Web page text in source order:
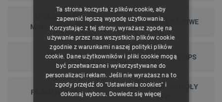
AKCESORIA DO
MODUŁÓW INTEL
LUTOWNICE GAZOWE
SPARKY LOKALIZATORY GPS
FILAMENTY SILK
NETRONIX - MODUŁY
RFID
CZECH
ENGLISH
GERMAN
Ta strona korzysta z plików cookie, aby
zapewnić lepszą wygodę użytkowania.
Korzystając z tej strony, wyrażasz zgodę na
używanie przez nas wszystkich plików cookie
zgodnie z warunkami naszej polityki plików
cookie. Dane użytkowników i pliki cookie mogą
być przetwarzane i wykorzystywane do
personalizacji reklam. Jeśli nie wyrażasz na to
zgody przejdź do "Ustawienia cookies" i
dokonaj wyboru. Dowiedz się więcej